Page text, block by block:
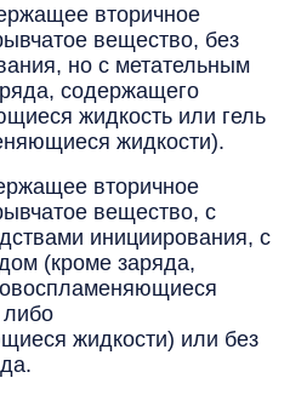
вторичное
вещество, без
но с метательным
содержащего
жидкость или гель
жидкости).
вторичное
вещество, с
инициирования, с
(кроме заряда,
либо
жидкости) или без